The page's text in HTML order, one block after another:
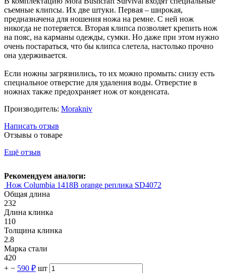
съемные клипсы. Их две штуки. Первая – широкая,
предназначена для ношения ножа на ремне. С ней нож
никогда не потеряется. Вторая клипса позволяет крепить нож
на пояс, на карманы одежды, сумки. Но даже при этом нужно
очень постараться, что бы клипса слетела, настолько прочно
она удерживается.
Если ножны загрязнились, то их можно промыть: снизу есть
специальное отверстие для удаления воды. Отверстие в
ножнах также предохраняет нож от конденсата.
Производитель: Morakniv
Написать отзыв
Отзывы о товаре
Ещё отзыв
Рекомендуем аналоги:
Нож Columbia 1418B orange реплика SD4072
Общая длина
232
Длина клинка
110
Толщина клинка
2.8
Марка стали
420
+ − 590 ₽ шт